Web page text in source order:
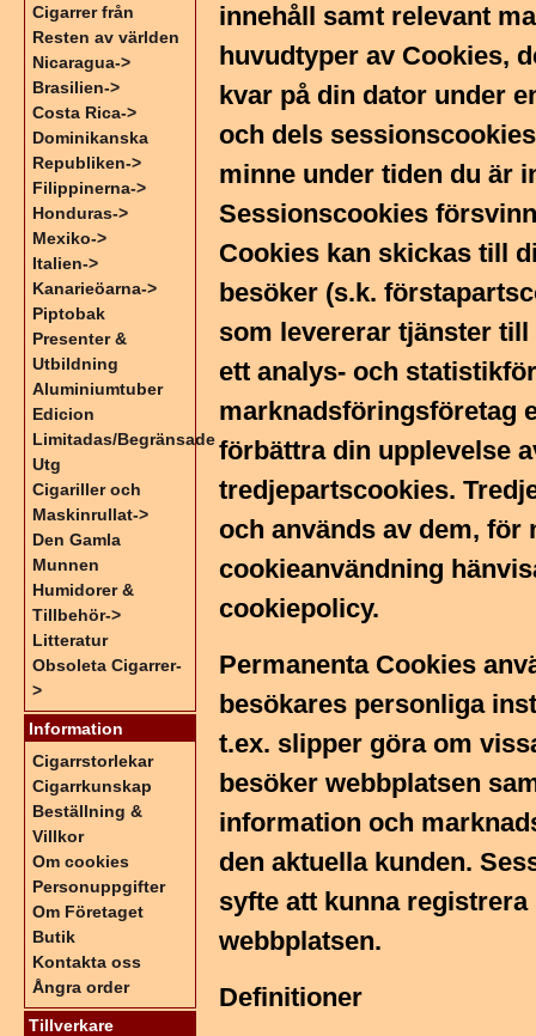
innehåll samt relevant
huvudtyper av Cookies,
kvar på din dator under
och dels
minne under tiden du är
Sessionscookies
Cookies kan skickas till
besöker (s.k.
som levererar tjänster till
ett analys- och
marknadsföringsföretag
förbättra din upplevelse
tredjepartscookies.
och används av dem,
cookieanvändning
cookiepolicy.
Permanenta Cookies
besökares personliga
t.ex. slipper göra om
besöker webbplatsen
information och
den aktuella kunden.
syfte att kunna
webbplatsen.
Definitioner
Cigarrer från
Resten av världen
Nicaragua->
Brasilien->
Costa Rica->
Dominikanska
Republiken->
Filippinerna->
Honduras->
Mexiko->
Italien->
Kanarieöarna->
Piptobak
Presenter &
Utbildning
Aluminiumtuber
Edicion
Limitadas/Begränsade
Utg
Cigariller och
Maskinrullat->
Den Gamla
Munnen
Humidorer &
Tillbehör->
Litteratur
Obsoleta Cigarrer-
>
Information
Cigarrstorlekar
Cigarrkunskap
Beställning &
Villkor
Om cookies
Personuppgifter
Om Företaget
Butik
Kontakta oss
Ångra order
Tillverkare